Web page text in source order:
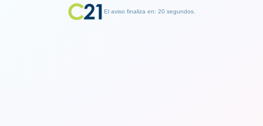
El aviso finaliza en: 19 segundos.